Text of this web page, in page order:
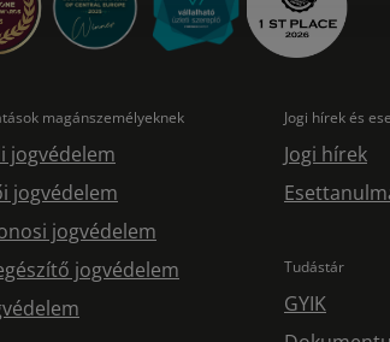
magánszemélyeknek
jogvédelem
jogvédelem
jogvédelem
jogvédelem
Jogi hírek és
Jogi hírek
Tudástár
GYIK